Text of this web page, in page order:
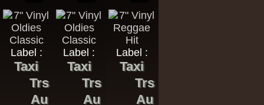
Label :
Taxi
Trs
Au
Label :
Taxi
Trs
Au
Label :
Taxi
Trs
Au